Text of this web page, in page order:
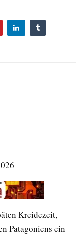
Kreidezeit,
Patagoniens ein